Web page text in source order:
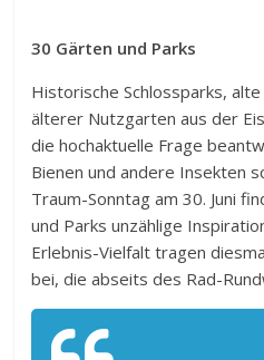
30 Gärten und Parks
Historische Schlossparks,
älterer Nutzgarten aus der
die hochaktuelle Frage
Bienen und andere Insekten
Traum-Sonntag am 30. Juni
und Parks unzählige
Erlebnis-Vielfalt tragen
bei, die abseits des Rad-